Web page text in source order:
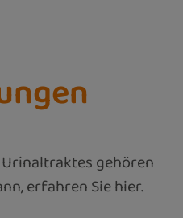
gehören
erfahren Sie hier.